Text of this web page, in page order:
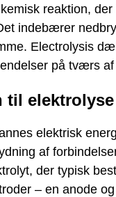
reaktion,
indebærer
Electrolysis
på tværs
til elektrolyse
elektrisk
af
der typisk
– en anode